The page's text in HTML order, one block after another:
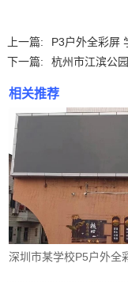
上一篇:
P3户外全彩屏
下一篇:
杭州市江滨公
相关推荐
深圳市某学校P5户外全